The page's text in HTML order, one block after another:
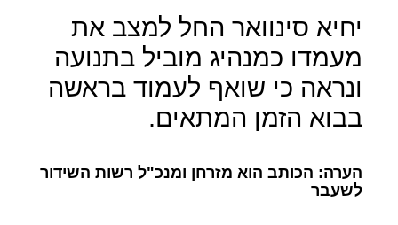
יחיא סינוואר החל למצב את
מעמדו כמנהיג מוביל בתנועה
ונראה כי שואף לעמוד בראשה
בבוא הזמן המתאים.
הערה: הכותב הוא מזרחן ומנכ"ל רשות השידור
לשעבר